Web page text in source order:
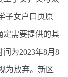
子女户口页原
定需要提供的其
为2023年8月8
为放弃。新区